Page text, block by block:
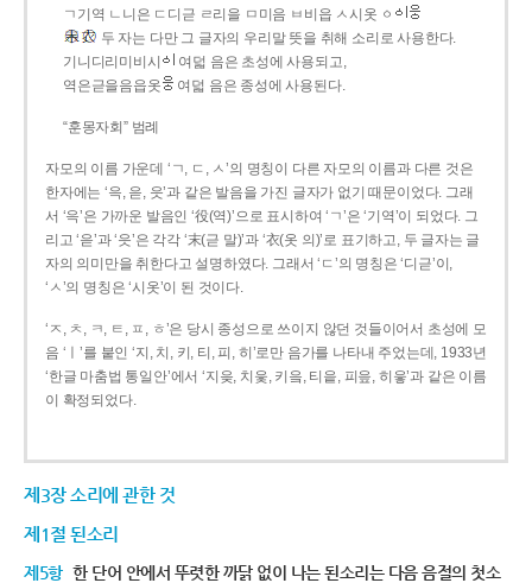
ㄱ기역 ㄴ니은 ㄷ디귿 ㄹ리을 ㅁ미음 ㅂ비읍 ㅅ시옷 ㆁ
두 자는 다만 그 글자의 우리말 뜻을 취해 소리로 사용한다.
기니디리미비시
여덟 음은 초성에 사용되고,
역은귿을음읍옷
여덟 음은 종성에 사용된다.
“훈몽자회” 범례
자모의 이름 가운데 ‘ㄱ, ㄷ, ㅅ’의 명칭이 다른 자모의 이름과 다른 것은
한자에는 ‘윽, 읃, 읏’과 같은 발음을 가진 글자가 없기 때문이었다. 그래
서 ‘윽’은 가까운 발음인 ‘役(역)’으로 표시하여 ‘ㄱ’은 ‘기역’이 되었다. 그
리고 ‘읃’과 ‘읏’은 각각 ‘末(귿 말)’과 ‘衣(옷 의)’로 표기하고, 두 글자는 글
자의 의미만을 취한다고 설명하였다. 그래서 ‘ㄷ’의 명칭은 ‘디귿’이,
‘ㅅ’의 명칭은 ‘시옷’이 된 것이다.
‘ㅈ, ㅊ, ㅋ, ㅌ, ㅍ, ㅎ’은 당시 종성으로 쓰이지 않던 것들이어서 초성에 모
음 ‘ㅣ’를 붙인 ‘지, 치, 키, 티, 피, 히’로만 음가를 나타내 주었는데, 1933년
‘한글 마춤법 통일안’에서 ‘지읒, 치읓, 키읔, 티읕, 피읖, 히읗’과 같은 이름
이 확정되었다.
제3장 소리에 관한 것
제1절 된소리
제5항 한 단어 안에서 뚜렷한 까닭 없이 나는 된소리는 다음 음절의 첫소